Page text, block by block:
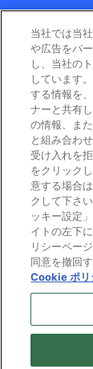
電子公告
ご利用条件
個人情報保護
Cookie ポリシ
Copyright ©
当社では当
や広告をパ
し、当社の
しています
する情報を
ナーと共有
の情報、ま
と組み合わ
受け入れを
をクリック
意する場合
クして下さ
ッキー設定
イトの左下
リシーペー
同意を撤回
Cookie ポリ